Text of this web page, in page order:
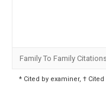
Family To Family
* Cited by examiner, †